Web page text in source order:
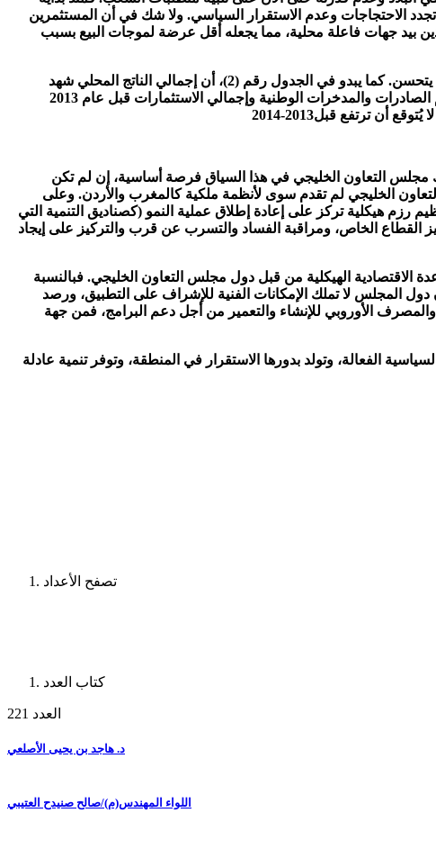
كان انتشار مقايضات مخاطر الدين يقف عند 317 نقطة أساس، لكنه انتقل الآن إلى 513 نقطة في أول ديسمبر 2011 بعد تجدد الاحتجاجات وعدم الاستقرار السياسي. ولا شك في أن المستثمرين
الدين بيد جهات فاعلة محلية، مما يجعله أقل عرضة لموجات البيع بسبب
كما ينعكس استمرار أعمال العنف السياسية في مصر في الوقت الحالي من خلال الانتشارات. ولجهة الاقتصاد الكلي يبدو أن الوضع لن يتحسن. كما يبدو في الجدول رقم (2)، أن إجمالي الناتج المحلي شهد
انكماشاً بنسبة 76 في المائة من عام 2010 إلى 2011، ويتوقع صندوق النقد الدولي تحسناً بسيطاً جدّاً للعام الحالي. ولا يُتوقع تحسن حجم الصادرات والمدخرات الوطنية وإجمالي الاستثمارات قبل عام 2013
ترتفع قبل2013-2014
مجلس التعاون الخليجي في هذا السياق فرصة أساسية، إن لم تكن
الخليجي لم تقدم سوى لأنظمة ملكية كالمغرب والأردن. وعلى
هيكلية تركز على إعادة إطلاق عملية النمو (كصناديق التنمية التي
الخاص، ومراقبة الفساد والتسرب عن قرب والتركيز على إيجاد
الاقتصادية الهيكلية من قبل دول مجلس التعاون الخليجي. فبالنسبة
المجلس لا تملك الإمكانات الفنية للإشراف على التطبيق، ورصد
الأوروبي للإنشاء والتعمير من أجل دعم البرامج، فمن جهة
الفعالة، وتولد بدورها الاستقرار في المنطقة، وتوفر تنمية عادلة
تصفح الأعداد
كتاب العدد
العدد 221
د. هاجد بن يحيى الأصلعي
اللواء المهندس(م)/صالح صنيدح العتيبي